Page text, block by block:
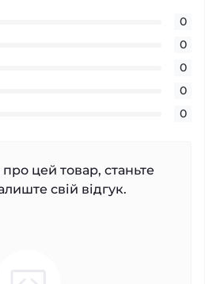
0
0
0
0
0
про цей товар, станьте
свій відгук.